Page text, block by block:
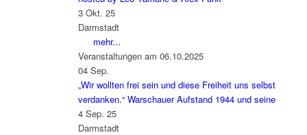
3 Okt. 25
Darmstadt
mehr...
Veranstaltungen am 06.10.2025
04 Sep.
„Wir wollten frei sein und diese Freiheit uns selbst
verdanken.“ Warschauer Aufstand 1944 und seine
4 Sep. 25
Darmstadt